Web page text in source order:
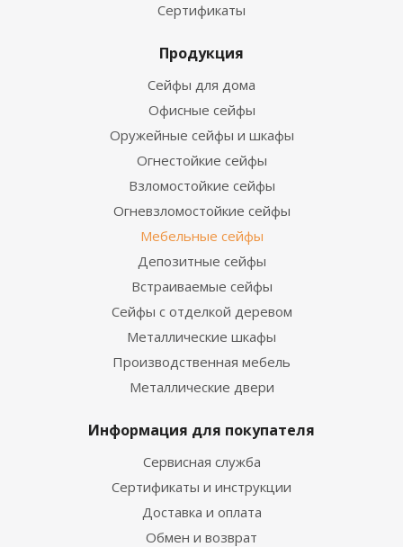
Сертификаты
Продукция
Сейфы для дома
Офисные сейфы
Оружейные сейфы и шкафы
Огнестойкие сейфы
Взломостойкие сейфы
Огневзломостойкие сейфы
Мебельные сейфы
Депозитные сейфы
Встраиваемые сейфы
Сейфы с отделкой деревом
Металлические шкафы
Производственная мебель
Металлические двери
Информация для покупателя
Сервисная служба
Сертификаты и инструкции
Доставка и оплата
Обмен и возврат